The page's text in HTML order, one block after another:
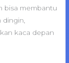
bisa membantu
kaca depan